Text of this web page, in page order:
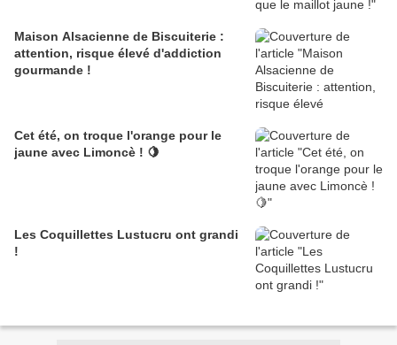
Maison Alsacienne de Biscuiterie :
attention, risque élevé d'addiction
gourmande !
Cet été, on troque l'orange pour le
jaune avec Limoncè ! 🍋
Les Coquillettes Lustucru ont grandi
!